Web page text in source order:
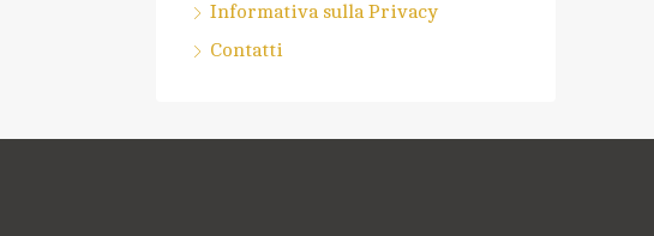
Informativa sulla Privacy
Contatti